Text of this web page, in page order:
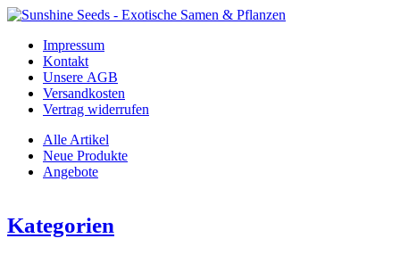
Impressum
Kontakt
Unsere AGB
Versandkosten
Vertrag widerrufen
Alle Artikel
Neue Produkte
Angebote
Kategorien